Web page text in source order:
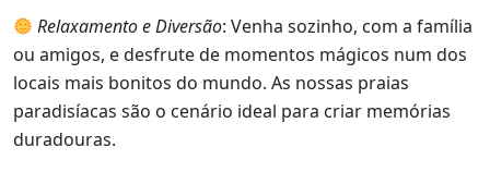
Relaxamento e Diversão: Venha sozinho, com a família
ou amigos, e desfrute de momentos mágicos num dos
locais mais bonitos do mundo. As nossas praias
paradisíacas são o cenário ideal para criar memórias
duradouras.